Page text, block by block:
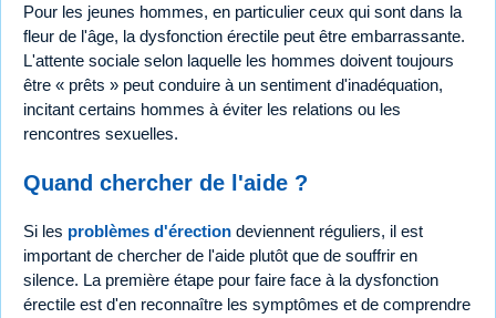
Pour les jeunes hommes, en particulier ceux qui sont dans la
fleur de l'âge, la dysfonction érectile peut être embarrassante.
L'attente sociale selon laquelle les hommes doivent toujours
être « prêts » peut conduire à un sentiment d'inadéquation,
incitant certains hommes à éviter les relations ou les
rencontres sexuelles.
Quand chercher de l'aide ?
Si les problèmes d'érection deviennent réguliers, il est
important de chercher de l'aide plutôt que de souffrir en
silence. La première étape pour faire face à la dysfonction
érectile est d'en reconnaître les symptômes et de comprendre